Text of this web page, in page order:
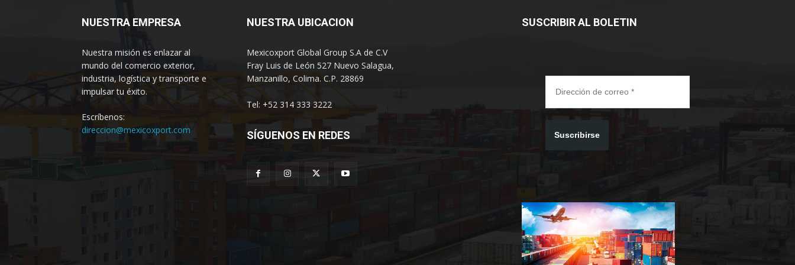
NUESTRA EMPRESA
Nuestra misión es enlazar al
mundo del comercio exterior,
industria, logística y transporte e
impulsar tu éxito.
Escríbenos:
direccion@mexicoxport.com
NUESTRA UBICACION
Mexicoxport Global Group S.A de C.V
Fray Luis de León 527 Nuevo Salagua,
Manzanillo, Colima. C.P. 28869
Tel: +52 314 333 3222
SÍGUENOS EN REDES
SUSCRIBIR AL BOLETIN
Suscribirse